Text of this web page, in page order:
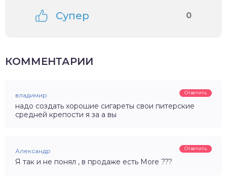
Супер 0
КОММЕНТАРИИ
владимир Ответить
надо создать хорошие сигареты свои питерские
средней крепости я за а вы
Александр Ответить
Я так и не понял , в продаже есть More ???